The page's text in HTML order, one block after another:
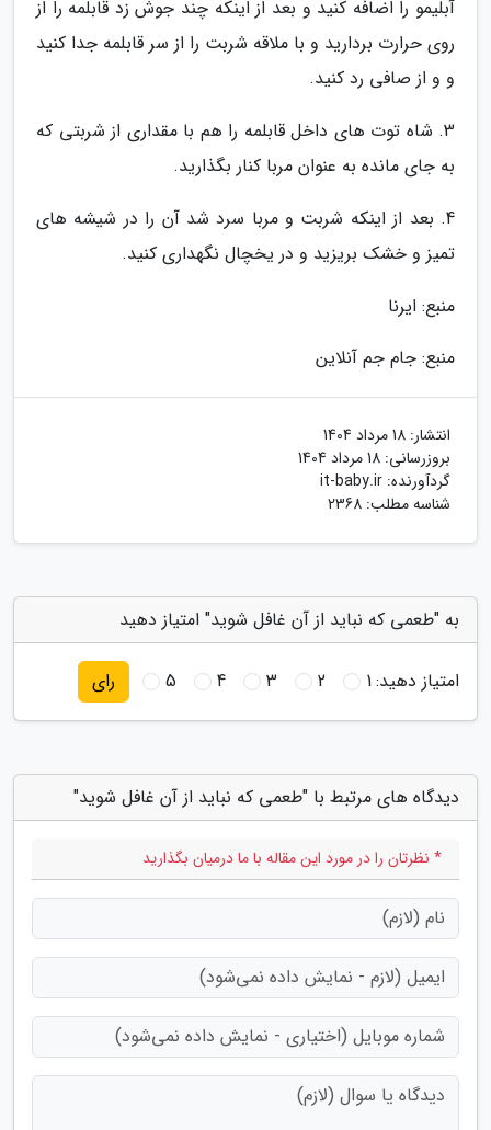
آبلیمو را اضافه کنید و بعد از اینکه چند جوش زد قابلمه را از
روی حرارت بردارید و با ملاقه شربت را از سر قابلمه جدا کنید
و و از صافی رد کنید.
3. شاه توت های داخل قابلمه را هم با مقداری از شربتی که
به جای مانده به عنوان مربا کنار بگذارید.
4. بعد از اینکه شربت و مربا سرد شد آن را در شیشه های
تمیز و خشک بریزید و در یخچال نگهداری کنید.
منبع: ایرنا
منبع: جام جم آنلاین
انتشار: 18 مرداد 1404
بروزرسانی: 18 مرداد 1404
گردآورنده: it-baby.ir
شناسه مطلب: 2368
به "طعمی که نباید از آن غافل شوید" امتیاز دهید
امتیاز دهید:1
2
3
4
5 رای
دیدگاه های مرتبط با "طعمی که نباید از آن غافل شوید"
* نظرتان را در مورد این مقاله با ما درمیان بگذارید